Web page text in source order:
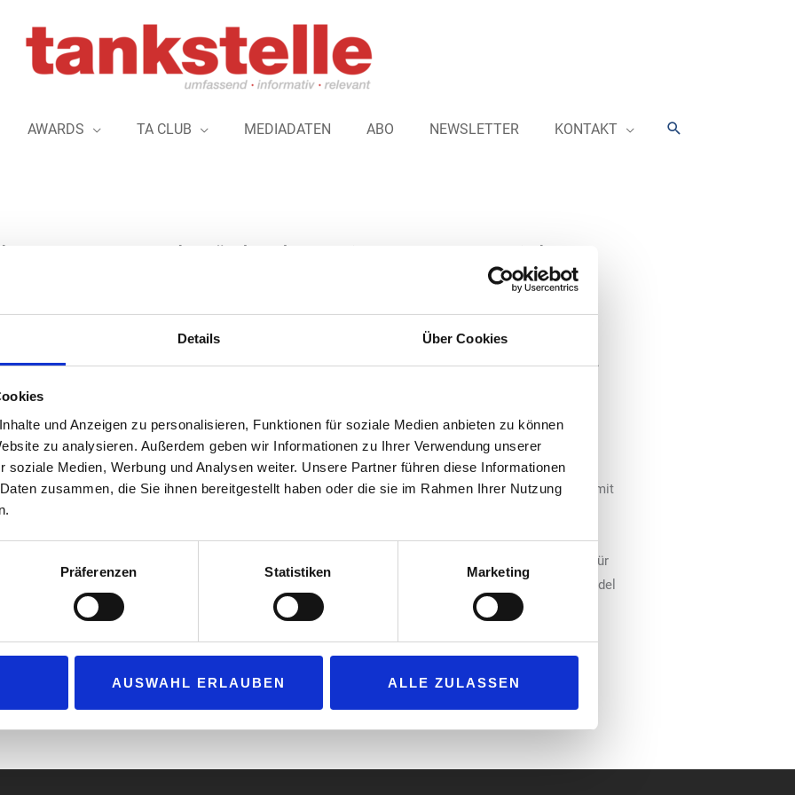
Details Über Cookies
und Anzeigen zu personalisieren, Funktionen für soziale Medien anbieten zu können
zu analysieren. Außerdem geben wir Informationen zu Ihrer Verwendung unserer
soziale Medien, Werbung und Analysen weiter. Unsere Partner führen diese Informationen
zusammen, die Sie ihnen bereitgestellt haben oder die sie im Rahmen Ihrer Nutzung
Präferenzen Statistiken Marketing
AUSWAHL ERLAUBEN ALLE ZULASSEN
AWARDS TA CLUB MEDIADATEN ABO NEWSLETTER KONTAKT Suchen
Energy Pouches“ als Alternative zu Energy Drinks
Der Hersteller „Arnold André“ bringt mit den „Awaken Energy Pouches“
nikotinfreie, vegane Nahrungsergänzungsmittel in Beutelform auf den Markt.
Lebensmittelstandard in Deutschland produziert.
Die Pouches sind in zwei Koffeinvarianten erhältlich: mit 50 Milligramm pro
Beutel in den Geschmacksrichtungen „Berry“, „Spearmint“ und „Cola“ sowie mit
Effekt. Die Anwendung erfolgt durch Platzieren des Beutels unter der Lippe für
zehn bis fünfzehn Minuten. „Awaken Energy Pouches“ sind ab sofort im Handel
www.awaken-pouches.de